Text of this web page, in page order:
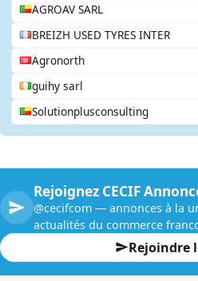
AGROAV SARL
BREIZH USED TYRES INTER
Agronorth
guihy sarl
Solutionplusconsulting
Rejoignez CECIF
@cecifcom — annonces à la
actualités du commerce
Rejoindre